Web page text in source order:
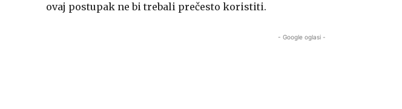
ovaj postupak ne bi trebali prečesto koristiti.
- Google oglasi -